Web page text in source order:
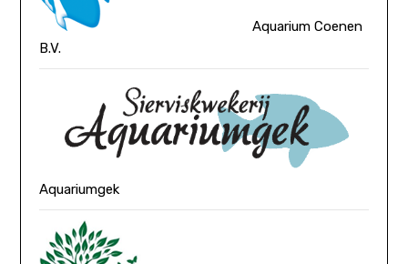
Aquarium Coenen
B.V.
Aquariumgek